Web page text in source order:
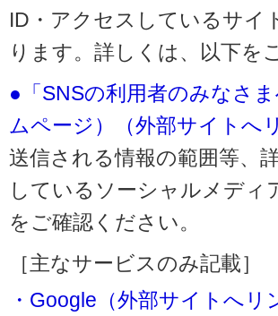
ID・アクセスしているサイ
ります。詳しくは、以下を
●「SNSの利用者のみなさ
ムページ）（外部サイトへ
送信される情報の範囲等、
しているソーシャルメデ
をご確認ください。
［主なサービスのみ記載］
・Google（外部サイトへリ